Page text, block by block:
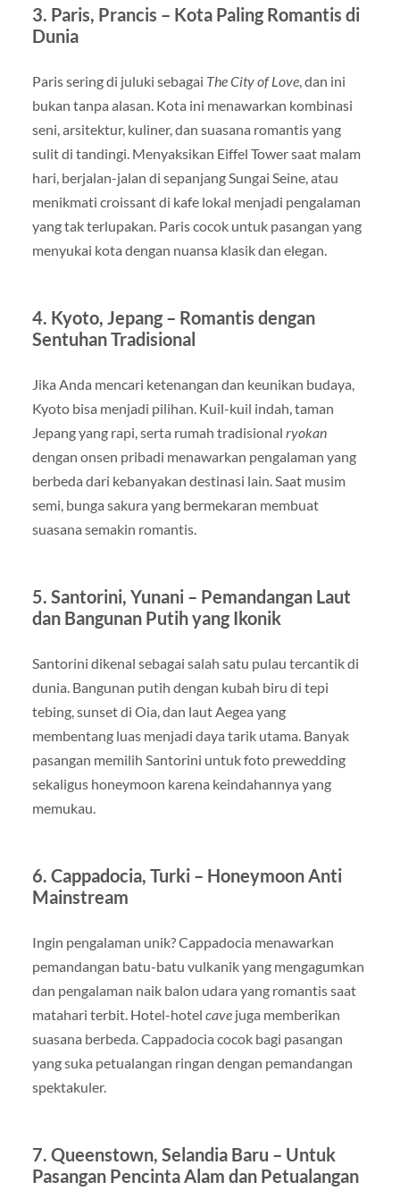
3. Paris, Prancis – Kota Paling Romantis di
Dunia
Paris sering di juluki sebagai The City of Love, dan ini
bukan tanpa alasan. Kota ini menawarkan kombinasi
seni, arsitektur, kuliner, dan suasana romantis yang
sulit di tandingi. Menyaksikan Eiffel Tower saat malam
hari, berjalan-jalan di sepanjang Sungai Seine, atau
menikmati croissant di kafe lokal menjadi pengalaman
yang tak terlupakan. Paris cocok untuk pasangan yang
menyukai kota dengan nuansa klasik dan elegan.
4. Kyoto, Jepang – Romantis dengan
Sentuhan Tradisional
Jika Anda mencari ketenangan dan keunikan budaya,
Kyoto bisa menjadi pilihan. Kuil-kuil indah, taman
Jepang yang rapi, serta rumah tradisional ryokan
dengan onsen pribadi menawarkan pengalaman yang
berbeda dari kebanyakan destinasi lain. Saat musim
semi, bunga sakura yang bermekaran membuat
suasana semakin romantis.
5. Santorini, Yunani – Pemandangan Laut
dan Bangunan Putih yang Ikonik
Santorini dikenal sebagai salah satu pulau tercantik di
dunia. Bangunan putih dengan kubah biru di tepi
tebing, sunset di Oia, dan laut Aegea yang
membentang luas menjadi daya tarik utama. Banyak
pasangan memilih Santorini untuk foto prewedding
sekaligus honeymoon karena keindahannya yang
memukau.
6. Cappadocia, Turki – Honeymoon Anti
Mainstream
Ingin pengalaman unik? Cappadocia menawarkan
pemandangan batu-batu vulkanik yang mengagumkan
dan pengalaman naik balon udara yang romantis saat
matahari terbit. Hotel-hotel cavejuga memberikan
suasana berbeda. Cappadocia cocok bagi pasangan
yang suka petualangan ringan dengan pemandangan
spektakuler.
7. Queenstown, Selandia Baru – Untuk
Pasangan Pencinta Alam dan Petualangan